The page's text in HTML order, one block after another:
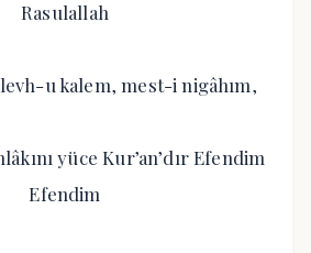
Rasulallah
u kalem, mest-i nigâhım,
yüce Kur’an’dır Efendim
Efendim